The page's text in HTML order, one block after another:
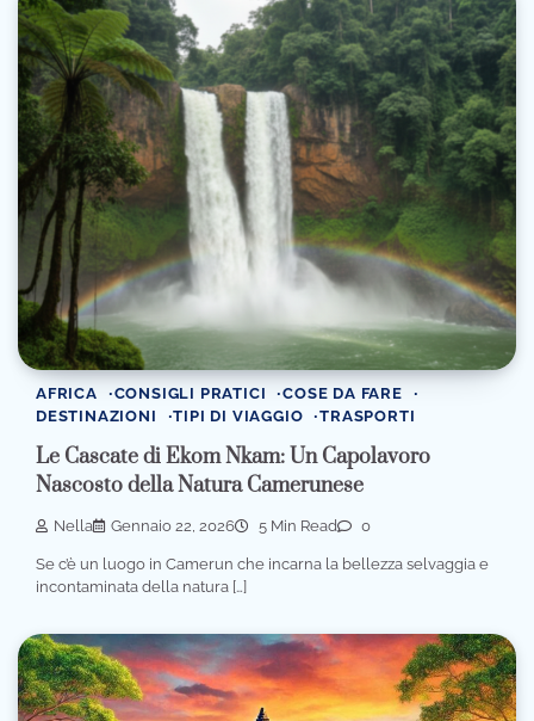
AFRICA CONSIGLI PRATICI
COSE DA FARE
DESTINAZIONI
TIPI DI VIAGGIO TRASPORTI
Le Cascate di Ekom Nkam: Un Capolavoro
Nascosto della Natura Camerunese
Nella Gennaio 22, 2026 5 Min Read 0
Se c’è un luogo in Camerun che incarna la bellezza selvaggia e
incontaminata della natura […]